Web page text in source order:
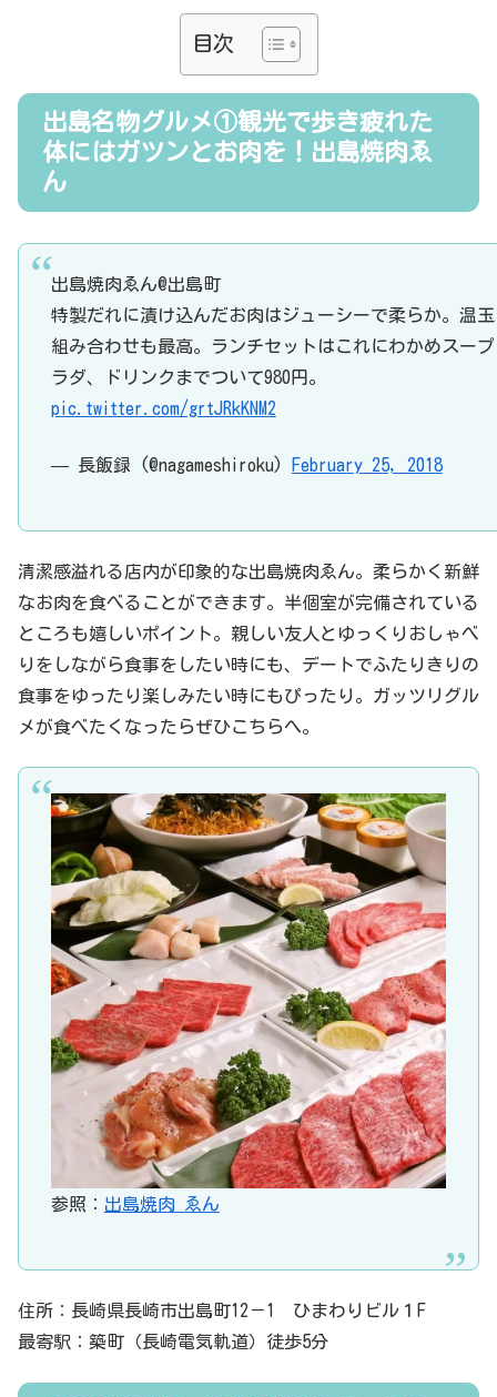
目次
出島名物グルメ①観光で歩き疲れた
体にはガツンとお肉を！出島焼肉ゑ
ん
出島焼肉ゑん@出島町
特製だれに漬け込んだお肉はジューシーで柔らか。温
組み合わせも最高。ランチセットはこれにわかめスー
ラダ、ドリンクまでついて980円。
pic.twitter.com/grtJRkKNM2
— 長飯録 (@nagameshiroku) February 25, 2018
清潔感溢れる店内が印象的な出島焼肉ゑん。柔らかく新鮮
なお肉を食べることができます。半個室が完備されている
ところも嬉しいポイント。親しい友人とゆっくりおしゃべ
りをしながら食事をしたい時にも、デートでふたりきりの
食事をゆったり楽しみたい時にもぴったり。ガッツリグル
メが食べたくなったらぜひこちらへ。
参照： 出島焼肉 ゑん
住所：長崎県長崎市出島町12－1 ひまわりビル１F
最寄駅：築町（長崎電気軌道）徒歩5分